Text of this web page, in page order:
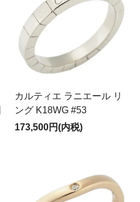
カルティエ ラニエール リ
ング K18WG #53
173,500円(内税)